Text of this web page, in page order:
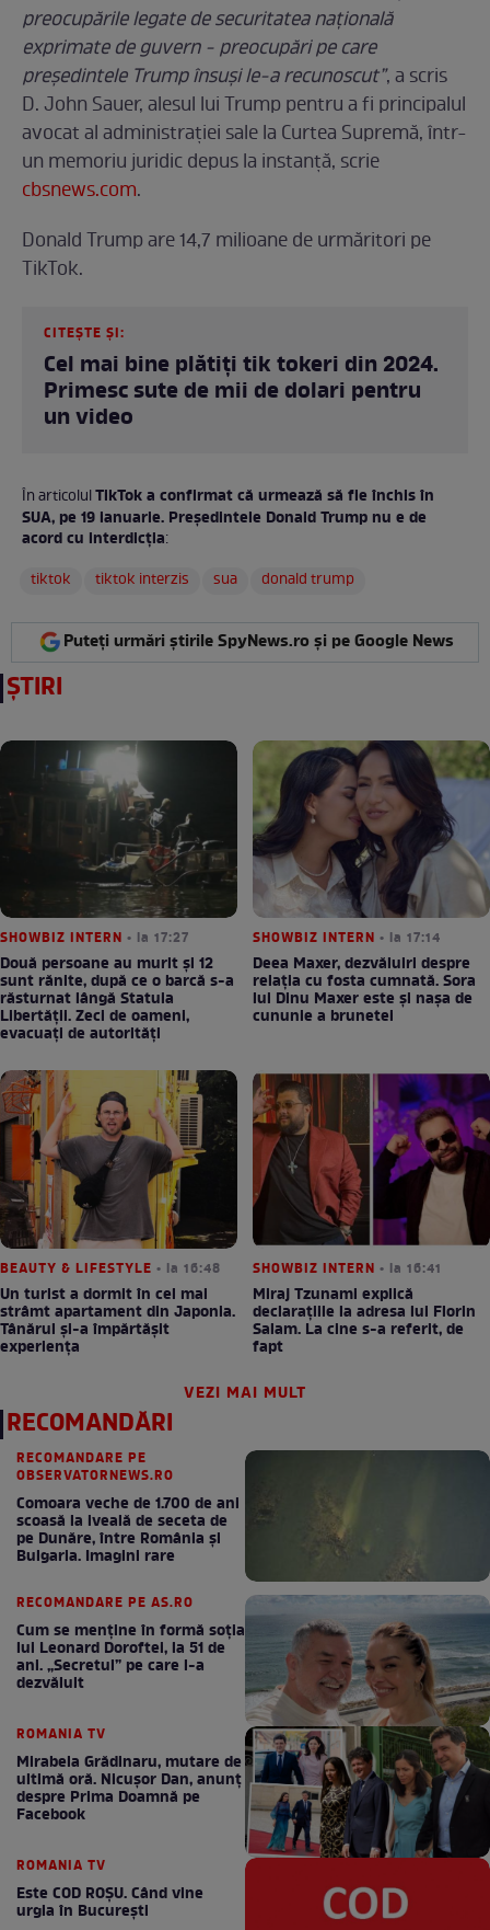
preocupările legate de securitatea națională
exprimate de guvern - preocupări pe care
președintele Trump însuși le-a recunoscut”, a scris
D. John Sauer, alesul lui Trump pentru a fi principalul
avocat al administrației sale la Curtea Supremă, într-
un memoriu juridic depus la instanță, scrie
cbsnews.com.
Donald Trump are 14,7 milioane de urmăritori pe
TikTok.
CITEȘTE ȘI:
Cel mai bine plătiți tik tokeri din 2024.
Primesc sute de mii de dolari pentru
un video
În articolulTikTok a confirmat că urmează să fie închis în
SUA, pe 19 ianuarie. Președintele Donald Trump nu e de
acord cu interdicția:
tiktok
tiktok interzis sua donald trump
Puteți urmări știrile SpyNews.ro și pe Google News
ȘTIRI
SHOWBIZ INTERN • la 17:27
Două persoane au murit și 12
sunt rănite, după ce o barcă s-a
răsturnat lângă Statuia
Libertății. Zeci de oameni,
evacuați de autorități
SHOWBIZ INTERN • la 17:14
Deea Maxer, dezvăluiri despre
relația cu fosta cumnată. Sora
lui Dinu Maxer este și nașa de
cununie a brunetei
BEAUTY & LIFESTYLE • la 16:48
Un turist a dormit în cel mai
strâmt apartament din Japonia.
Tânărul și-a împărtășit
experiența
SHOWBIZ INTERN • la 16:41
Miraj Tzunami explică
declarațiile la adresa lui Florin
Salam. La cine s-a referit, de
fapt
VEZI MAI MULT
RECOMANDĂRI
RECOMANDARE PE
OBSERVATORNEWS.RO
Comoara veche de 1.700 de ani
scoasă la iveală de seceta de
pe Dunăre, între România şi
Bulgaria. Imagini rare
RECOMANDARE PE AS.RO
Cum se menţine în formă soţia
lui Leonard Doroftei, la 51 de
ani. „Secretul” pe care l-a
dezvăluit
ROMANIA TV
Mirabela Grădinaru, mutare de
ultimă oră. Nicuşor Dan, anunţ
despre Prima Doamnă pe
Facebook
ROMANIA TV
Este COD ROŞU. Când vine
urgia în Bucureşti